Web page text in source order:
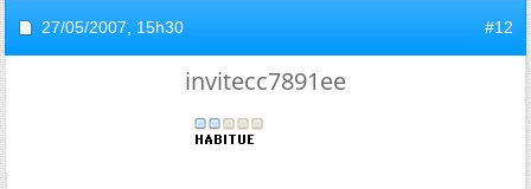
27/05/2007, 15h30 #12
invitecc7891ee